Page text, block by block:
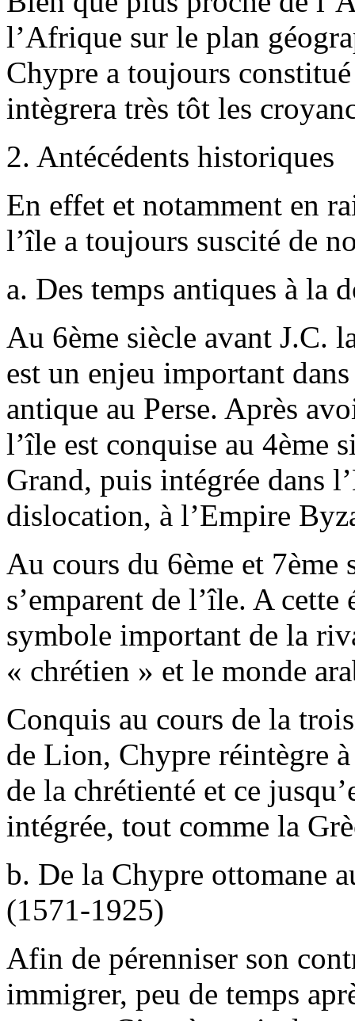
l’Afrique sur le plan
Chypre a toujours
intègrera très tôt les
2. Antécédents historiques
En effet et notamment en
l’île a toujours suscité de
a. Des temps antiques à la
Au 6ème siècle avant J.C.
est un enjeu important
antique au Perse. Après
l’île est conquise au 4ème
Grand, puis intégrée dans
dislocation, à l’Empire
Au cours du 6ème et 7ème
s’emparent de l’île. A
symbole important de la
« chrétien » et le monde
Conquis au cours de la
de Lion, Chypre réintègre
de la chrétienté et ce
intégrée, tout comme la
b. De la Chypre ottomane
(1571-1925)
Afin de pérenniser son
immigrer, peu de temps